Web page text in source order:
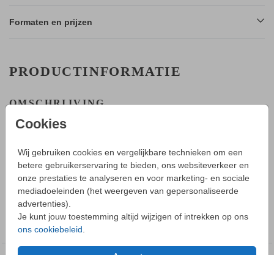
Cookies
Wij gebruiken cookies en vergelijkbare technieken om een
betere gebruikerservaring te bieden, ons websiteverkeer en
onze prestaties te analyseren en voor marketing- en sociale
mediadoeleinden (het weergeven van gepersonaliseerde
advertenties).
Je kunt jouw toestemming altijd wijzigen of intrekken op ons
ons cookiebeleid
Formaten en prijzen
PRODUCTINFORMATIE
OMSCHRIJVING
naam van jullie meisje wordt met folie gedrukt. Met dit
jullie dochtertje.
HOE WERKT HET?
- Maak in de editor een mooi ontwerp van dit geboortekaartje.
- Sla deze op in je account en bestel daarna een proefdruk.
- Tijdens bestellen kun je kiezen uit verschillende formaten,
papiersoorten en envelopkleuren.
- Bij je 1e proefdruk ontvang je een proefsetje van
Toon meer
COLLECTIE
Geboortekaartjes folie dubbelzijdig